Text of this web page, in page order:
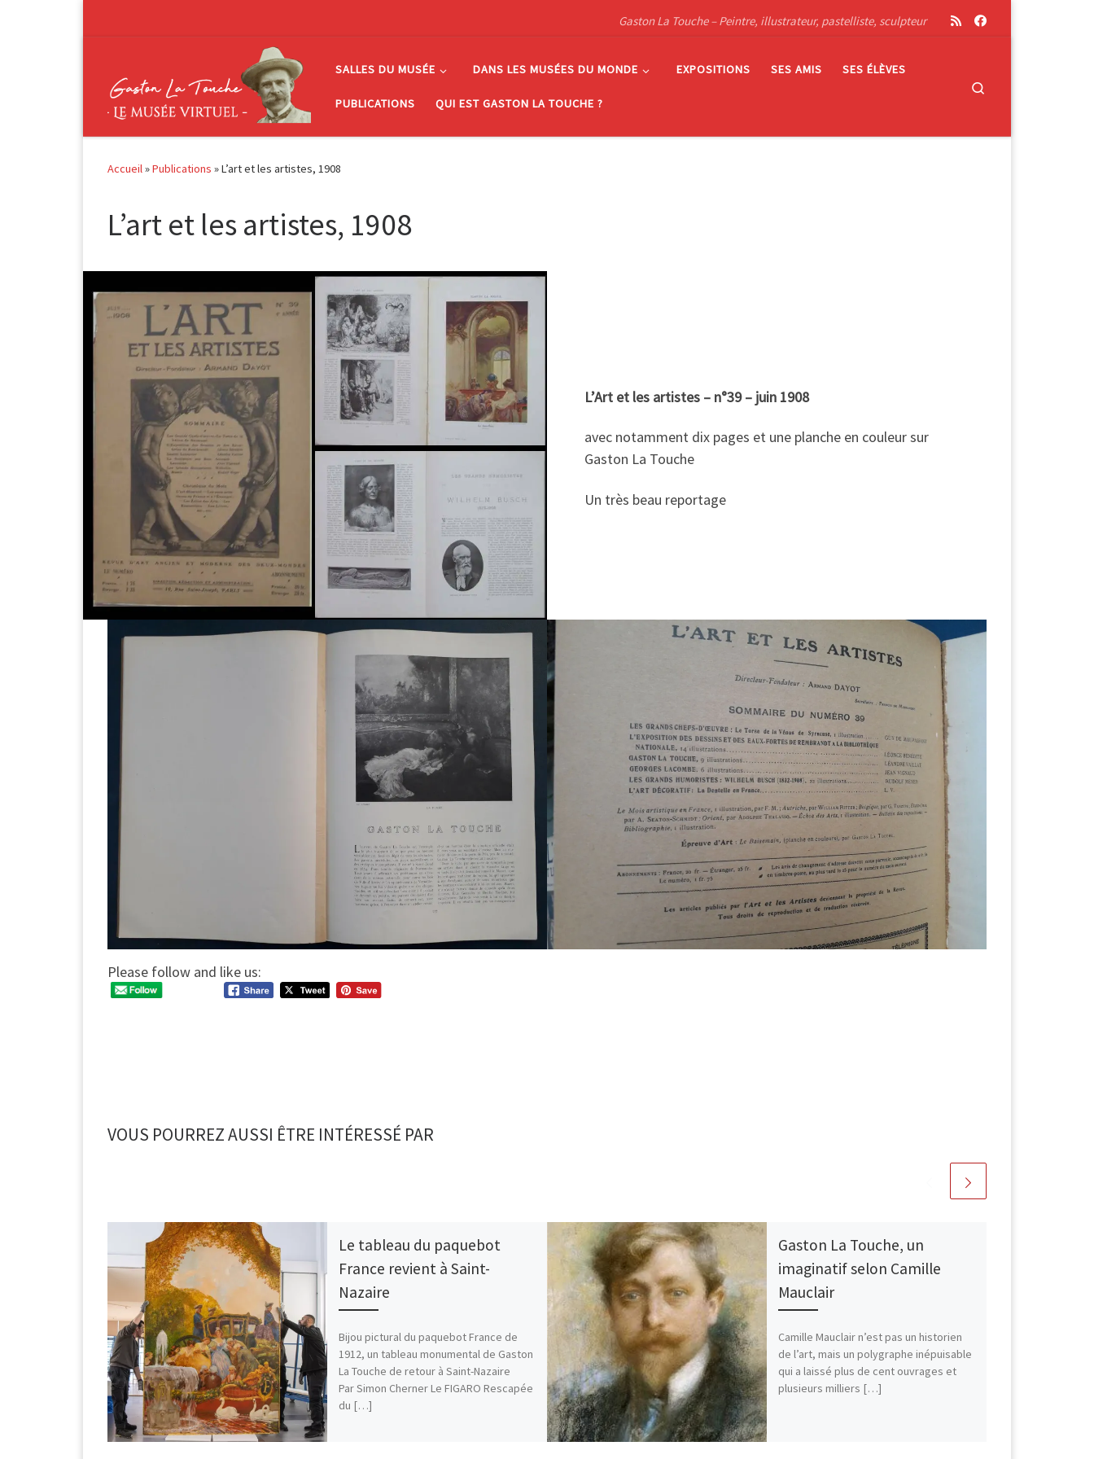
Gaston La Touche – Peintre, illustrateur, pastelliste, sculpteur
SALLES DU MUSÉE DANS LES MUSÉES DU MONDE EXPOSITIONS SES AMIS SES ÉLÈVES
PUBLICATIONS QUI EST GASTON LA TOUCHE ?
Accueil»Publications »L’art et les artistes, 1908
L’art et les artistes, 1908
L’Art et les artistes – n°39 – juin 1908
avec notamment dix pages et une planche en couleur sur
Gaston La Touche
Un très beau reportage
Please follow and like us:
VOUS POURREZ AUSSI ÊTRE INTÉRESSÉ PAR
Le tableau du paquebot
France revient à Saint-
Nazaire
Bijou pictural du paquebot France de
1912, un tableau monumental de Gaston
La Touche de retour à Saint-Nazaire
Par Simon Cherner Le FIGARO Rescapée
du […]
Gaston La Touche, un
imaginatif selon Camille
Mauclair
Camille Mauclair n’est pas un historien
de l’art, mais un polygraphe inépuisable
qui a laissé plus de cent ouvrages et
plusieurs milliers […]